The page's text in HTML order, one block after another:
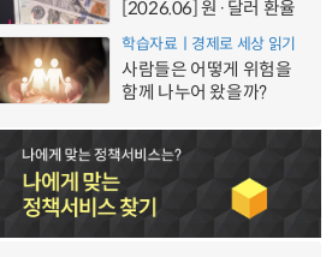
[2026.06] 원·달러 환율
학습자료ㅣ경제로 세상 읽기
사람들은 어떻게 위험을
함께 나누어 왔을까?